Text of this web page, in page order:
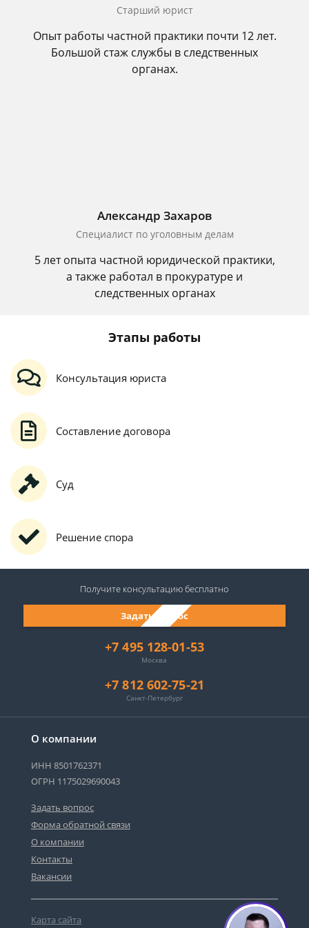
Старший юрист
Опыт работы частной практики почти 12 лет.
Большой стаж службы в следственных
органах.
Александр Захаров
Специалист по уголовным делам
5 лет опыта частной юридической практики,
а также работал в прокуратуре и
следственных органах
Этапы работы
Консультация юриста
Составление договора
Суд
Решение спора
О компании
ИНН 8501762371
ОГРН 1175029690043
Задать вопрос
Форма обратной связи
О компании
Контакты
Вакансии
Карта сайта
+7 495 128-01-53
Москва
+7 812 602-75-21
Санкт-Петербург
Задать вопрос
Получите консультациюбесплатно